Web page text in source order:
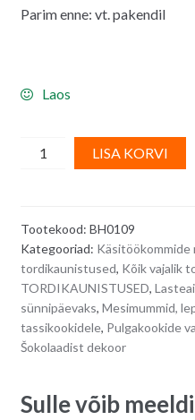
Parim enne: vt. pakendil
Laos
Šokolaadidekoor
x
1,8
cm,
6
tk
quantity
LISA KORVI
a
t
i
:
Tootekood: BH0109
Kategooriad: Käsitöökommide
tordikaunistused, Kõik vajalik
TORDIKAUNISTUSED,
sünnipäevaks, Mesimummid,
tassikookidele, Pulgakookide
Šokolaadist dekoor
Sulle võib